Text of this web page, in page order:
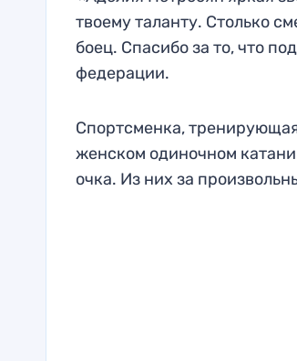
твоему таланту. Столько
боец. Спасибо за то, что
федерации.
Спортсменка,
женском одиночном
очка. Из них за